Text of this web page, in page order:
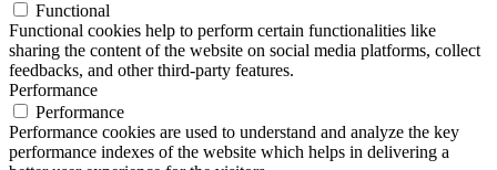
Functional
Functional cookies help to perform certain functionalities like
sharing the content of the website on social media platforms, collect
feedbacks, and other third-party features.
Performance
Performance
Performance cookies are used to understand and analyze the key
performance indexes of the website which helps in delivering a